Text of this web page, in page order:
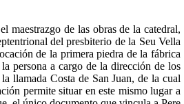
maestrazgo de las obras de la catedral,
del presbiterio de la Seu Vella
de la primera piedra de la fábrica
persona a cargo de la dirección de los
llamada Costa de San Juan, de la cual
permite situar en este mismo lugar a